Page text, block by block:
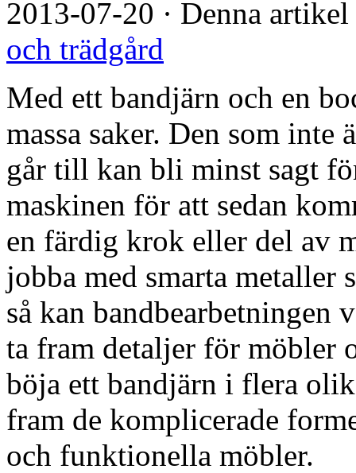
2013-07-20 · Denna
och trädgård
Med ett bandjärn och en
massa saker. Den som
går till kan bli minst sagt
maskinen för att sedan
en färdig krok eller del av
jobba med smarta
så kan bandbearbetningen
ta fram detaljer för möbler
böja ett bandjärn i flera
fram de komplicerade
och funktionella möbler.